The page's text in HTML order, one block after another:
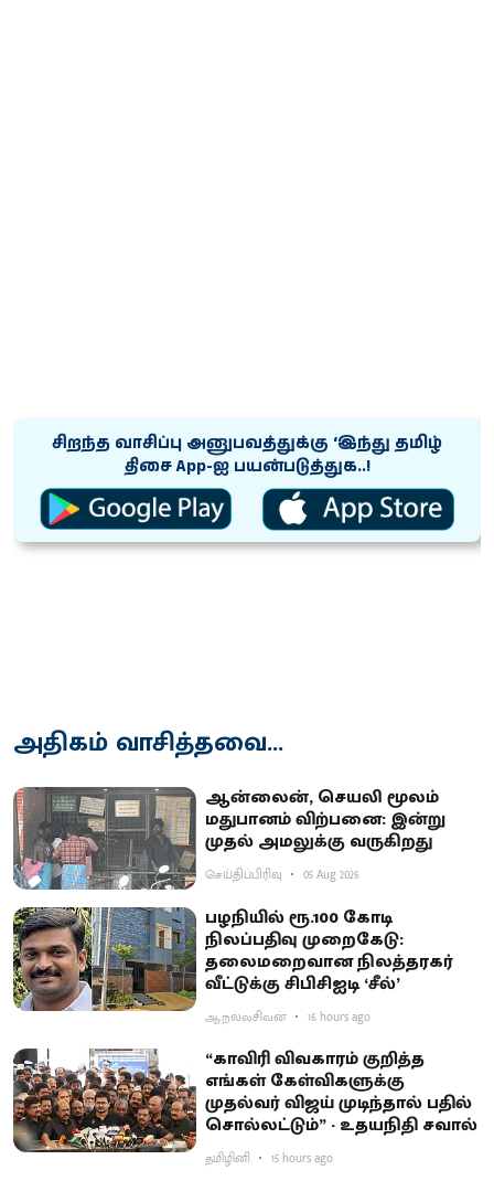
சிறந்த வாசிப்பு அனுபவத்துக்கு ‘இந்து தமிழ்
திசை App-ஐ பயன்படுத்துக..!
அதிகம் வாசித்தவை...
ஆன்லைன், செயலி மூலம்
மதுபானம் விற்பனை: இன்று
முதல் அமலுக்கு வருகிறது
செய்திப்பிரிவு 05 Aug 2026
பழநியில் ரூ.100 கோடி
நிலப்பதிவு முறைகேடு:
தலைமறைவான நிலத்தரகர்
வீட்டுக்கு சிபிசிஐடி ‘சீல்’
ஆ.நல்லசிவன் 16 hours ago
“காவிரி விவகாரம் குறித்த
எங்கள் கேள்விகளுக்கு
முதல்வர் விஜய் முடிந்தால் பதில்
சொல்லட்டும்” - உதயநிதி சவால்
தமிழினி 15 hours ago